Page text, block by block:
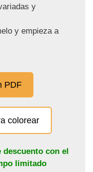
y
y empieza a
PDF
colorear
con el
limitado